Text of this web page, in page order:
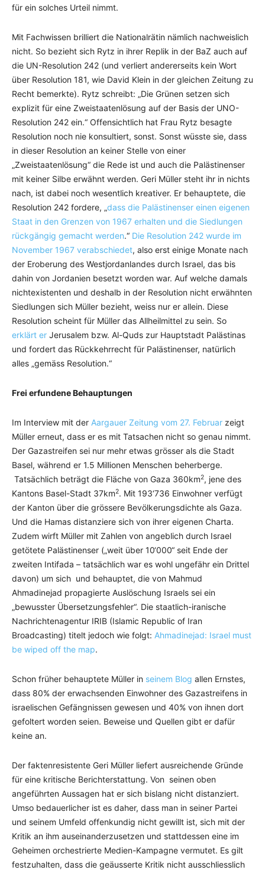
für ein solches Urteil nimmt.
Mit Fachwissen brilliert die Nationalrätin nämlich nachweislich
nicht. So bezieht sich Rytz in ihrer Replik in der BaZ auch auf
die UN-Resolution 242 (und verliert andererseits kein Wort
über Resolution 181, wie David Klein in der gleichen Zeitung zu
Recht bemerkte). Rytz schreibt: „Die Grünen setzen sich
explizit für eine Zweistaatenlösung auf der Basis der UNO-
Resolution 242 ein.“ Offensichtlich hat Frau Rytz besagte
Resolution noch nie konsultiert, sonst. Sonst wüsste sie, dass
in dieser Resolution an keiner Stelle von einer
„Zweistaatenlösung“ die Rede ist und auch die Palästinenser
mit keiner Silbe erwähnt werden. Geri Müller steht ihr in nichts
nach, ist dabei noch wesentlich kreativer. Er behauptete, die
Resolution 242 fordere, „dass die Palästinenser einen eigenen
Staat in den Grenzen von 1967 erhalten und die Siedlungen
rückgängig gemacht werden.“ Die Resolution 242 wurde im
November 1967 verabschiedet, also erst einige Monate nach
der Eroberung des Westjordanlandes durch Israel, das bis
dahin von Jordanien besetzt worden war. Auf welche damals
nichtexistenten und deshalb in der Resolution nicht erwähnten
Siedlungen sich Müller bezieht, weiss nur er allein. Diese
Resolution scheint für Müller das Allheilmittel zu sein. So
erklärt er Jerusalem bzw. Al-Quds zur Hauptstadt Palästinas
und fordert das Rückkehrrecht für Palästinenser, natürlich
alles „gemäss Resolution.“
Frei erfundene Behauptungen
Im Interview mit der Aargauer Zeitung vom 27. Februar zeigt
Müller erneut, dass er es mit Tatsachen nicht so genau nimmt.
Der Gazastreifen sei nur mehr etwas grösser als die Stadt
Basel, während er 1.5 Millionen Menschen beherberge.
Tatsächlich beträgt die Fläche von Gaza 360km2, jene des
Kantons Basel-Stadt 37km2. Mit 193‘736 Einwohner verfügt
der Kanton über die grössere Bevölkerungsdichte als Gaza.
Und die Hamas distanziere sich von ihrer eigenen Charta.
Zudem wirft Müller mit Zahlen von angeblich durch Israel
getötete Palästinenser („weit über 10‘000“ seit Ende der
zweiten Intifada – tatsächlich war es wohl ungefähr ein Drittel
davon) um sich und behauptet, die von Mahmud
Ahmadinejad propagierte Auslöschung Israels sei ein
„bewusster Übersetzungsfehler“. Die staatlich-iranische
Nachrichtenagentur IRIB (Islamic Republic of Iran
Broadcasting) titelt jedoch wie folgt: Ahmadinejad: Israel must
be wiped off the map.
Schon früher behauptete Müller in seinem Blog allen Ernstes,
dass 80% der erwachsenden Einwohner des Gazastreifens in
israelischen Gefängnissen gewesen und 40% von ihnen dort
gefoltert worden seien. Beweise und Quellen gibt er dafür
keine an.
Der faktenresistente Geri Müller liefert ausreichende Gründe
für eine kritische Berichterstattung. Von seinen oben
angeführten Aussagen hat er sich bislang nicht distanziert.
Umso bedauerlicher ist es daher, dass man in seiner Partei
und seinem Umfeld offenkundig nicht gewillt ist, sich mit der
Kritik an ihm auseinanderzusetzen und stattdessen eine im
Geheimen orchestrierte Medien-Kampagne vermutet. Es gilt
festzuhalten, dass die geäusserte Kritik nicht ausschliesslich